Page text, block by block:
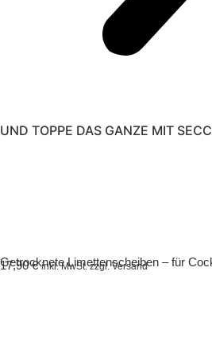
UND TOPPE DAS GANZE MIT
Getrocknete Limettenscheiben – für
17,90€ inkl. MwSt. zzgl. Versand